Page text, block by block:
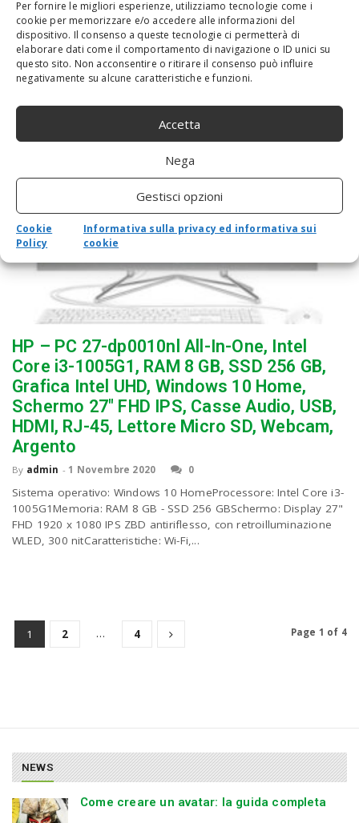
Per fornire le migliori esperienze, utilizziamo tecnologie come i
cookie per memorizzare e/o accedere alle informazioni del
dispositivo. Il consenso a queste tecnologie ci permetterà di
elaborare dati come il comportamento di navigazione o ID unici su
questo sito. Non acconsentire o ritirare il consenso può influire
negativamente su alcune caratteristiche e funzioni.
Accetta
Nega
Gestisci opzioni
Cookie
Policy
Informativa sulla privacy ed informativa sui
cookie
Cuscinetti appositi per portatili con design anti-scivolo rendono
Ti-Station un supporto stabilePannello di alluminio di qualit¨¤
premium che agisce come dissipatore di calore per mantenere
fresco il portatileLa finitura elegante...
HP – PC 27-dp0010nl All-In-One, Intel
Core i3-1005G1, RAM 8 GB, SSD 256 GB,
Grafica Intel UHD, Windows 10 Home,
Schermo 27″ FHD IPS, Casse Audio, USB,
HDMI, RJ-45, Lettore Micro SD, Webcam,
Argento
By admin - 1 Novembre 2020 0
Sistema operativo: Windows 10 HomeProcessore: Intel Core i3-
1005G1Memoria: RAM 8 GB - SSD 256 GBSchermo: Display 27"
FHD 1920 x 1080 IPS ZBD antiriflesso, con retroilluminazione
WLED, 300 nitCaratteristiche: Wi-Fi,...
1 2 … 4 Page 1 of 4
NEWS
Come creare un avatar: la guida completa